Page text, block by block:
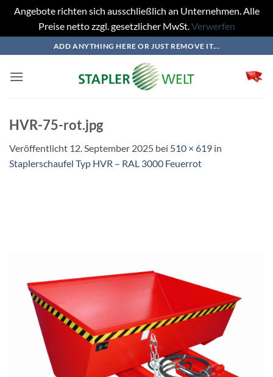
Angebote richten sich ausschließlich an Unternehmen. Alle
Preise netto zzgl. gesetzlicher MwSt.Verwerfen
Inhalt
springen
ADD ANYTHING HERE OR JUST REMOVE IT...
HVR-75-rot.jpg
Veröffentlicht 12. September 2025 bei 510 × 619 in
Staplerschaufel Typ HVR – RAL 3000 Feuerrot